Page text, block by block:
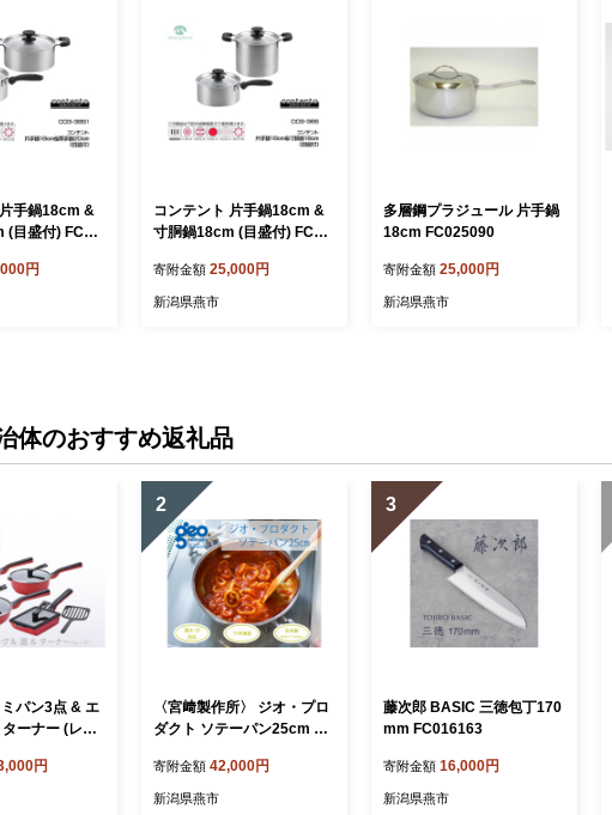
手鍋18cm &
(目盛付) FC02
円
コンテント 片手鍋18cm &
寸胴鍋18cm (目盛付) FC02
寄附金額 25,000円
新潟県燕市
多層鋼プラジュール 片手鍋
18cm FC025090
寄附金額 25,000円
新潟県燕市
体のおすすめ返礼品
パン3点 & エ
ーナー (レッ
円
2
〈宮﨑製作所〉 ジオ・プロ
ダクト ソテーパン25cm FC
IH 対応 鍋 ステンレス 燕三
条 燕 燕市 】
寄附金額 42,000円
新潟県燕市
3
藤次郎 BASIC 三徳包丁170
mm FC016163
寄附金額 16,000円
新潟県燕市